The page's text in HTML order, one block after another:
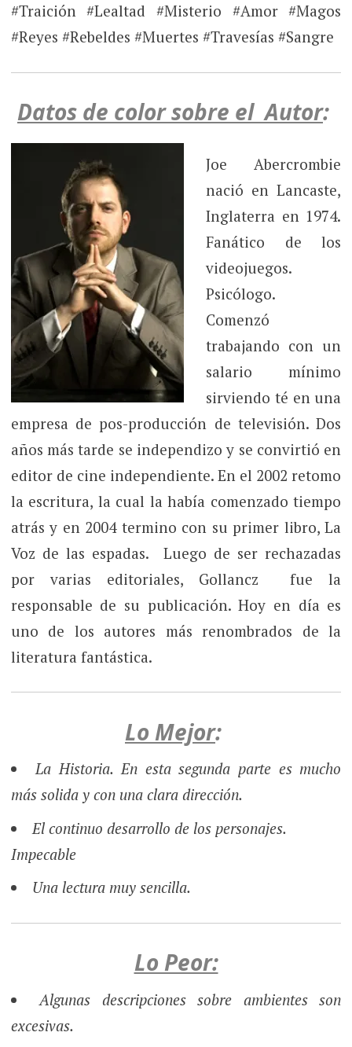
#Traición #Lealtad #Misterio #Amor #Magos
#Reyes #Rebeldes #Muertes #Travesías #Sangre
Datos de color sobre el Autor:
Joe Abercrombie
nació en Lancaste,
Inglaterra en 1974.
Fanático de los
videojuegos.
Psicólogo.
Comenzó
trabajando con un
salario mínimo
sirviendo té en una
empresa de pos-producción de televisión. Dos
años más tarde se independizo y se convirtió en
editor de cine independiente. En el 2002 retomo
la escritura, la cual la había comenzado tiempo
atrás y en 2004 termino con su primer libro, La
Voz de las espadas. Luego de ser rechazadas
por varias editoriales, Gollancz fue la
responsable de su publicación. Hoy en día es
uno de los autores más renombrados de la
literatura fantástica.
Lo Mejor:
La Historia. En esta segunda parte es mucho
más solida y con una clara dirección.
El continuo desarrollo de los personajes.
Impecable
Una lectura muy sencilla.
Lo Peor:
Algunas descripciones sobre ambientes son
excesivas.